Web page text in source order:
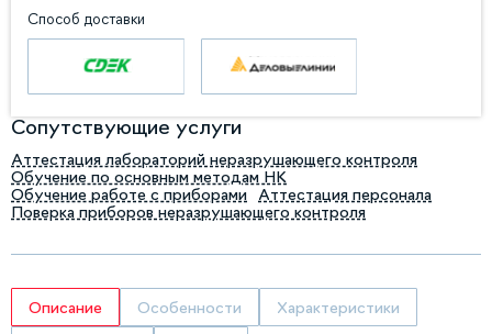
Способ доставки
Сопутствующие услуги
Аттестация лабораторий неразрушающего контроля
Обучение по основным методам НК
Обучение работе с приборами
Аттестация персонала
Поверка приборов неразрушающего контроля
Описание Особенности Характеристики